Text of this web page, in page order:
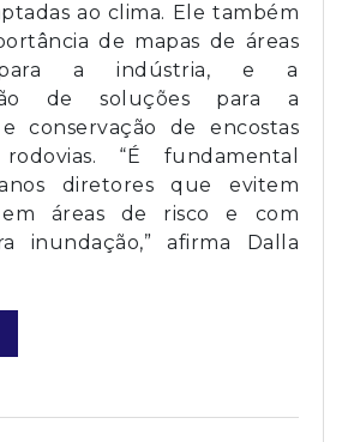
ao clima. Ele também
de mapas de áreas
a indústria, e a
de soluções para a
conservação de encostas
“É fundamental
diretores que evitem
em áreas de risco e com
inundação,” afirma Dalla